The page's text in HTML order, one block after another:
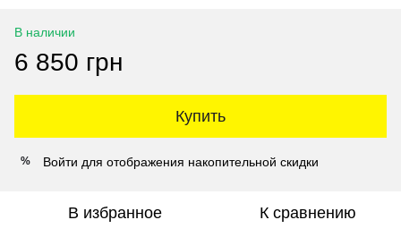
В наличии
6 850 грн
Купить
% Войти для отображения накопительной скидки
В избранное К сравнению